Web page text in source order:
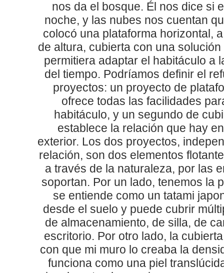
nos da el bosque. Él nos dice si
noche, y las nubes nos cuentan
colocó una plataforma horizontal,
de altura, cubierta con una
permitiera adaptar el habitáculo a
del tiempo. Podríamos definir el
proyectos: un proyecto de
ofrece todas las facilidades
habitáculo, y un segundo de
establece la relación que hay
exterior. Los dos proyectos,
relación, son dos elementos
a través de la naturaleza, por las
soportan. Por un lado, tenemos la
se entiende como un tatami
desde el suelo y puede cubrir
de almacenamiento, de silla, de
escritorio. Por otro lado, la
con que mi muro lo creaba la
funciona como una piel